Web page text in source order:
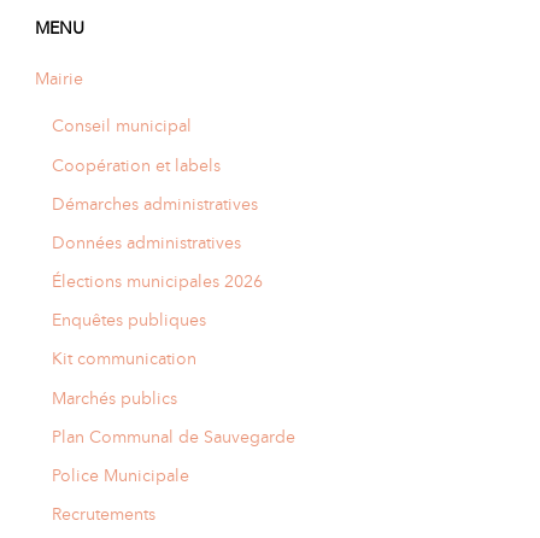
MENU
Mairie
Conseil municipal
Coopération et labels
Démarches administratives
Données administratives
Élections municipales 2026
Enquêtes publiques
Kit communication
Marchés publics
Plan Communal de Sauvegarde
Police Municipale
Recrutements